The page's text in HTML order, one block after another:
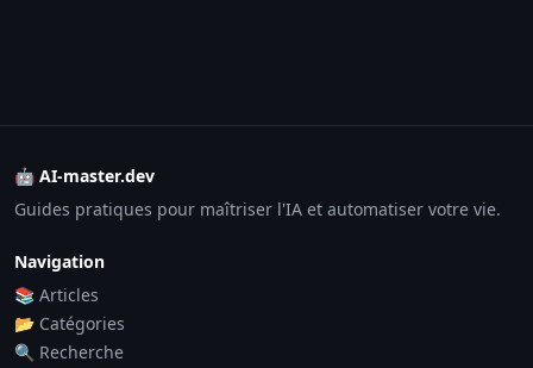
🤖 AI-master.dev
Guides pratiques pour maîtriser l'IA et automatiser votre vie.
Navigation
📚 Articles
📂 Catégories
🔍 Recherche